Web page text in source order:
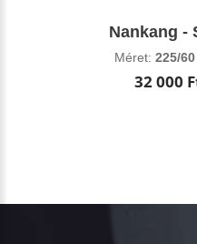
Nankang -
Méret: 225/
32 000